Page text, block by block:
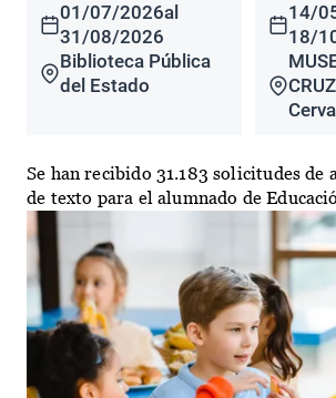
01/07/2026al
31/08/2026
Biblioteca Pública
del Estado
14/
18/
Se han recibido 31.183 solicitudes de
de texto para el alumnado de